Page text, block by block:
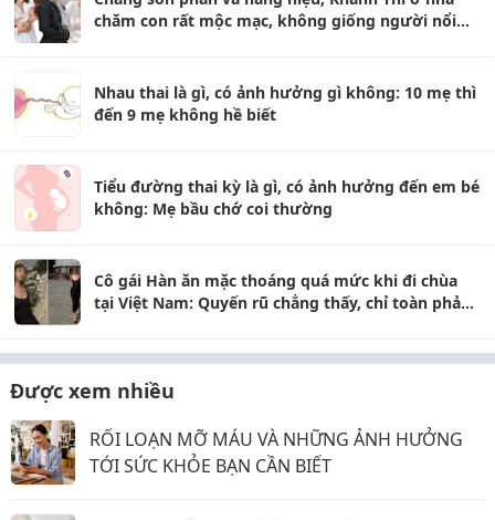
chăm con rất mộc mạc, không giống người nổi
Nhau thai là gì, có ảnh hưởng gì không: 10 mẹ thì
đến 9 mẹ không hề biết
Tiểu đường thai kỳ là gì, có ảnh hưởng đến em bé
không: Mẹ bầu chớ coi thường
Cô gái Hàn ăn mặc thoáng quá mức khi đi chùa
tại Việt Nam: Quyến rũ chẳng thấy, chỉ toàn phản
Được xem nhiều
RỐI LOẠN MỠ MÁU VÀ NHỮNG ẢNH HƯỞNG
TỚI SỨC KHỎE BẠN CẦN BIẾT